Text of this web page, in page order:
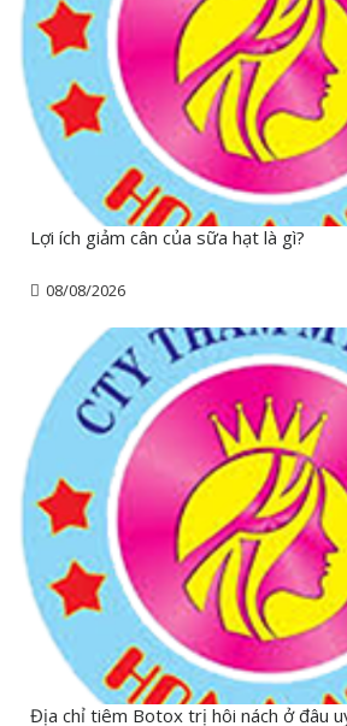
Lợi ích giảm cân của sữa hạt là gì?
08/08/2026
Địa chỉ tiêm Botox trị hôi nách ở đâu